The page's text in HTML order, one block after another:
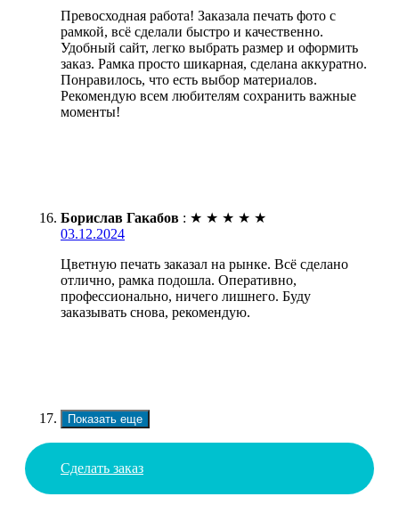
Превосходная работа! Заказала печать фото с
рамкой, всё сделали быстро и качественно.
Удобный сайт, легко выбрать размер и оформить
заказ. Рамка просто шикарная, сделана аккуратно.
Понравилось, что есть выбор материалов.
Рекомендую всем любителям сохранить важные
моменты!
Борислав Гакабов : ★ ★ ★ ★ ★
03.12.2024
Цветную печать заказал на рынке. Всё сделано
отлично, рамка подошла. Оперативно,
профессионально, ничего лишнего. Буду
заказывать снова, рекомендую.
Показать еще
Сделать заказ